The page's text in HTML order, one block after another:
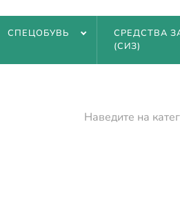
СПЕЦОБУВЬ
СРЕДСТВА
(СИЗ)
Наведите на